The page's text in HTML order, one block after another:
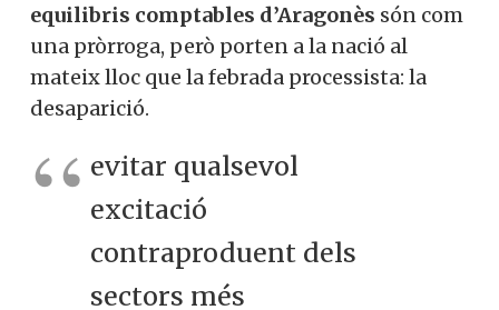
equilibris comptables d’Aragonès són com
una pròrroga, però porten a la nació al
mateix lloc que la febrada processista: la
desaparició.
evitar qualsevol
excitació
contraproduent dels
sectors més